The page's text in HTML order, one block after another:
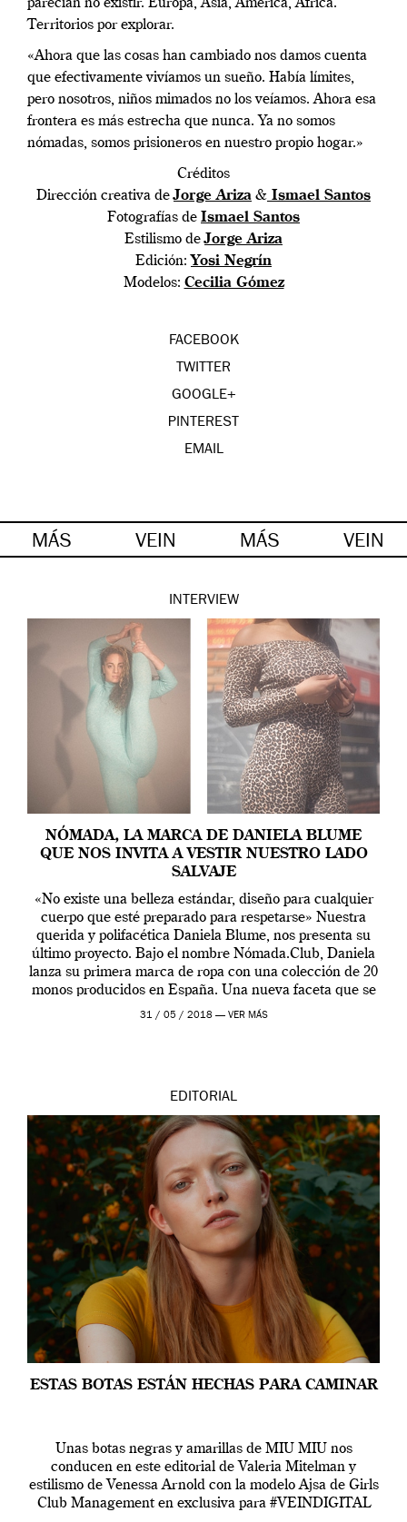
parecían no existir. Europa, Asia, America, Africa.
Territorios por explorar.
«Ahora que las cosas han cambiado nos damos cuenta
que efectivamente vivíamos un sueño. Había límites,
pero nosotros, niños mimados no los veíamos. Ahora esa
frontera es más estrecha que nunca. Ya no somos
nómadas, somos prisioneros en nuestro propio hogar.»
Créditos
Dirección creativa deJorge Ariza & Ismael Santos
Fotografías de Ismael Santos
Estilismo deJorge Ariza
Edición: Yosi Negrín
Modelos: Cecilia Gómez
FACEBOOK
TWITTER
GOOGLE+
PINTEREST
EMAIL
MÁS VEIN MÁS VEIN
INTERVIEW
NÓMADA, LA MARCA DE DANIELA BLUME
QUE NOS INVITA A VESTIR NUESTRO LADO
SALVAJE
«No existe una belleza estándar, diseño para cualquier
cuerpo que esté preparado para respetarse» Nuestra
querida y polifacética Daniela Blume, nos presenta su
último proyecto. Bajo el nombre Nómada.Club, Daniela
lanza su primera marca de ropa con una colección de 20
monos producidos en España. Una nueva faceta que se
suma a su carrera televisiva […]
31 / 05 / 2018 — VER MÁS
EDITORIAL
ESTAS BOTAS ESTÁN HECHAS PARA CAMINAR
Unas botas negras y amarillas de MIU MIU nos
conducen en este editorial de Valeria Mitelman y
estilismo de Venessa Arnold con la modelo Ajsa de Girls
Club Management en exclusiva para #VEINDIGITAL